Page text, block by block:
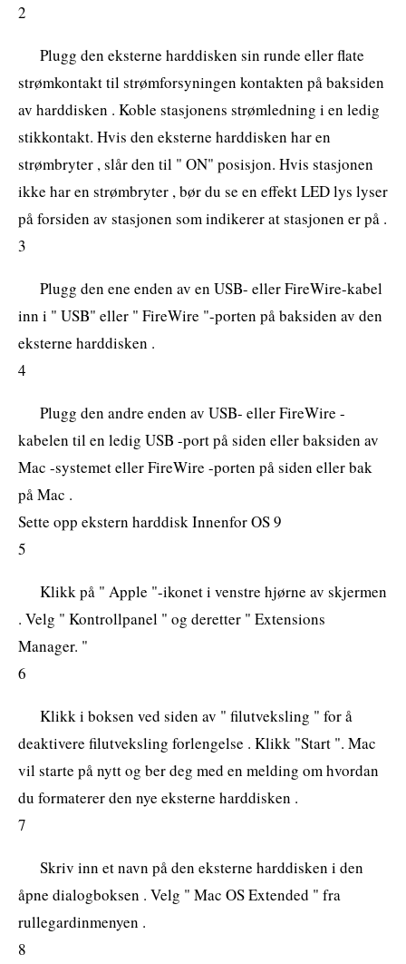
2
Plugg den eksterne harddisken sin runde eller flate
strømkontakt til strømforsyningen kontakten på baksiden
av harddisken . Koble stasjonens strømledning i en ledig
stikkontakt. Hvis den eksterne harddisken har en
strømbryter , slår den til " ON" posisjon. Hvis stasjonen
ikke har en strømbryter , bør du se en effekt LED lys lyser
på forsiden av stasjonen som indikerer at stasjonen er på .
3
Plugg den ene enden av en USB- eller FireWire-kabel
inn i " USB" eller " FireWire "-porten på baksiden av den
eksterne harddisken .
4
Plugg den andre enden av USB- eller FireWire -
kabelen til en ledig USB -port på siden eller baksiden av
Mac -systemet eller FireWire -porten på siden eller bak
på Mac .
Sette opp ekstern harddisk Innenfor OS 9
5
Klikk på " Apple "-ikonet i venstre hjørne av skjermen
. Velg " Kontrollpanel " og deretter " Extensions
Manager. "
6
Klikk i boksen ved siden av " filutveksling " for å
deaktivere filutveksling forlengelse . Klikk "Start ". Mac
vil starte på nytt og ber deg med en melding om hvordan
du formaterer den nye eksterne harddisken .
7
Skriv inn et navn på den eksterne harddisken i den
åpne dialogboksen . Velg " Mac OS Extended " fra
rullegardinmenyen .
8